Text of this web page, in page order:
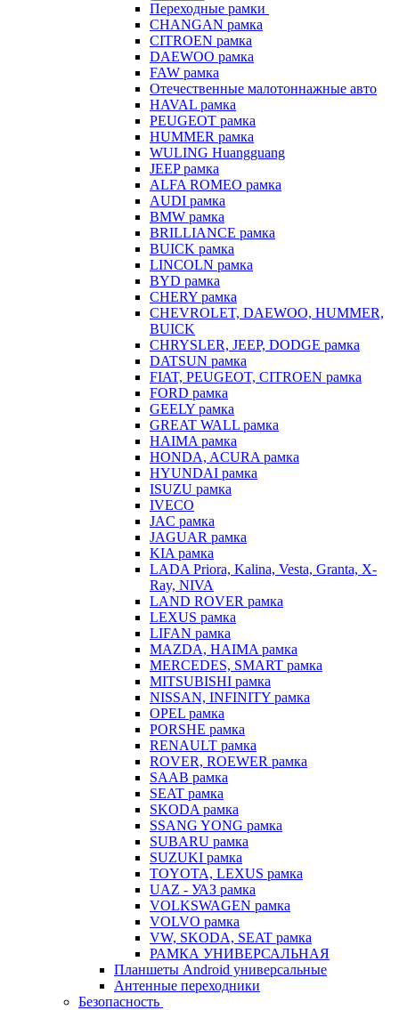
Переходные рамки
CHANGAN рамка
CITROEN рамка
DAEWOO рамка
FAW рамка
Отечественные малотоннажные авто
HAVAL рамка
PEUGEOT рамка
HUMMER рамка
WULING Huangguang
JEEP рамка
ALFA ROMEO рамка
AUDI рамка
BMW рамка
BRILLIANCE рамка
BUICK рамка
LINCOLN рамка
BYD рамка
CHERY рамка
CHEVROLET, DAEWOO, HUMMER,
BUICK
CHRYSLER, JEEP, DODGE рамка
DATSUN рамка
FIAT, PEUGEOT, CITROEN рамка
FORD рамка
GEELY рамка
GREAT WALL рамка
HAIMA рамка
HONDA, ACURA рамка
HYUNDAI рамка
ISUZU рамка
IVECO
JAC рамка
JAGUAR рамка
KIA рамка
LADA Priora, Kalina, Vesta, Granta, X-
Ray, NIVA
LAND ROVER рамка
LEXUS рамка
LIFAN рамка
MAZDA, HAIMA рамка
MERCEDES, SMART рамка
MITSUBISHI рамка
NISSAN, INFINITY рамка
OPEL рамка
PORSHE рамка
RENAULT рамка
ROVER, ROEWER рамка
SAAB рамка
SEAT рамка
SKODA рамка
SSANG YONG рамка
SUBARU рамка
SUZUKI рамка
TOYOTA, LEXUS рамка
UAZ - УАЗ рамка
VOLKSWAGEN рамка
VOLVO рамка
VW, SKODA, SEAT рамка
РАМКА УНИВЕРСАЛЬНАЯ
Планшеты Android универсальные
Антенные переходники
Безопасность